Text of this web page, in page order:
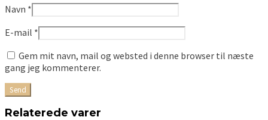
Navn *
E-mail *
Gem mit navn, mail og websted i denne browser til næste
gang jeg kommenterer.
Relaterede varer